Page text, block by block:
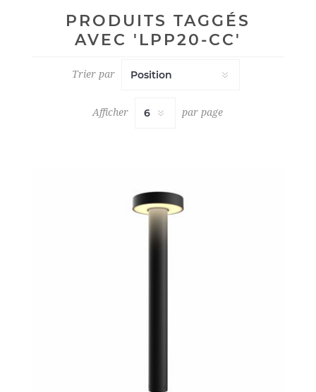
PRODUITS TAGGÉS
AVEC 'LPP20-CC'
Trier par
Afficher par page